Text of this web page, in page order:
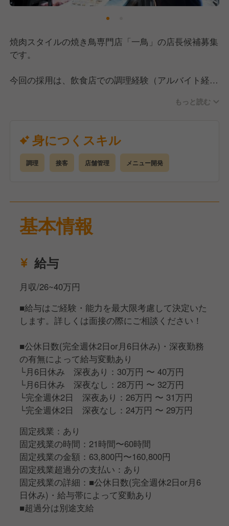
焼肉スタイルの焼き鳥専門店「一鳥」の店長候補募集
です。
今回の採用は、飲食店での調理経験（アルバイト経験
遇いたします。
仲間とともにお客様に喜んでいただけるお店づくりに
熱く取り組んでいただける方を歓迎いたします。
ご安心ください。
徐々に仕事に慣れてきたら、売上管理・コスト管理・
アルバイトスタッフの採用や教育など店舗運営業務全
般をお願いしていきます。
年齢や社歴に関係なくキャリアアップできる評価制度
がありますので成長・やりがいを感じながら働くこと
もっと読む
身につくスキル
調理 接客 店舗管理 メニュー開発
基本情報
給与
月収/26~40万円
■給与はご経験・能力を最大限考慮して決定いた
します。詳しくは面接の際にご相談ください！
■公休日数(完全週休2日or月6日休み)・深夜勤務
の有無によって給与変動あり
└月6日休み 深夜あり：30万円 〜 40万円
└月6日休み 深夜なし：28万円 〜 32万円
└完全週休2日 深夜あり：26万円 〜 31万円
└完全週休2日 深夜なし：24万円 〜 29万円
固定残業：あり
固定残業の時間：21時間〜60時間
固定残業の金額：63,800円〜160,800円
固定残業超過分の支払い：あり
固定残業の詳細：■公休日数(完全週休2日or月6
日休み)・給与帯によって変動あり
■超過分は別途支給